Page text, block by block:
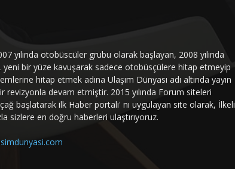
yılında otobüscüler grubu olarak başlayan, 2008 yılında
yeni bir yüze kavuşarak sadece otobüsçülere hitap etmeyip
hitap etmek adına Ulaşım Dünyası adı altında yayın
revizyonla devam etmiştir. 2015 yılında Forum siteleri
başlatarak ilk Haber portalı' nı uygulayan site olarak, İlkeli
sizlere en doğru haberleri ulaştırıyoruz.